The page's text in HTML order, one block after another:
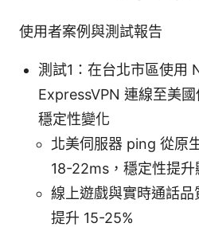
使用者案例與測試報告
測試1：在台北市區使用
ExpressVPN 連線至美
穩定性變化
北美伺服器 ping 從原
18-22ms，穩定性提升
線上遊戲與實時通話
提升 15-25%